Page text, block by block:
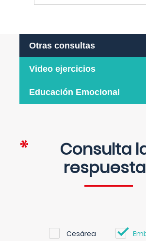
Otras consultas
Video ejercicios
Educación Emocional
Consulta
Cesárea